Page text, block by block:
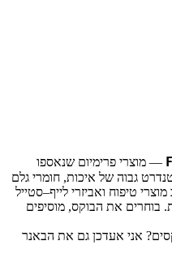
— מוצרי פרימיום שנאספו
גבוה של איכות, חומרי גלם
טיפוח ואביזרי לייף–סטייל
בוחרים את הבוקס, מוסיפים
אני אעדכן גם את הבאנר